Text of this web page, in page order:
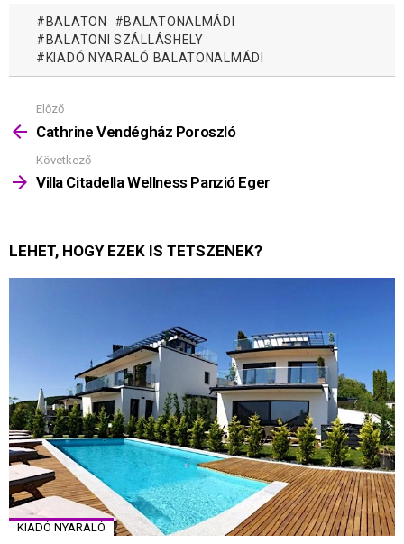
BALATON
BALATONALMÁDI
BALATONI SZÁLLÁSHELY
KIADÓ NYARALÓ BALATONALMÁDI
Mutass
többet
Előző
Cathrine Vendégház Poroszló
Következő
Villa Citadella Wellness Panzió Eger
LEHET, HOGY EZEK IS TETSZENEK?
KIADÓ NYARALÓ